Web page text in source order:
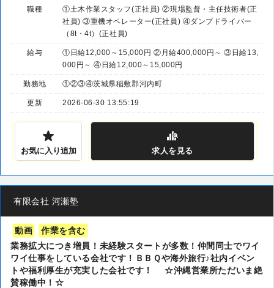
職種
①土木作業スタッフ(正社員) ②現場監督・主任技術者(正
社員) ③重機オペレーター(正社員) ④ダンプドライバー
（8t・4t）(正社員)
給与
①日給12,000～15,000円 ②月給400,000円～ ③日給13,
000円～ ④日給12,000～15,000円
勤務地 ①②③④茨城県稲敷郡河内町
更新 2026-06-30 13:55:19
お気に入り追加 求人 を見る
有限会社 河瀬塾
動画
作業を含む
業務拡大につき増員！未経験スタートが多数！仲間同士でワイ
ワイ仕事をしている会社です！ＢＢＱや海外旅行♪社内イベン
トや福利厚生が充実した会社です！ ☆沖縄営業所ただいま絶
賛稼働中！☆